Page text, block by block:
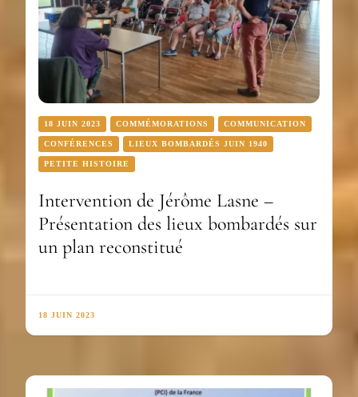
18 JUIN 2023 COMMÉMORATIONS COMMUNICATION
CONFÉRENCES LIEUX BOMBARDÉS JUIN 1940
PETITE HISTOIRE
Intervention de Jérôme Lasne –
Présentation des lieux bombardés sur
un plan reconstitué
18 JUIN 2023